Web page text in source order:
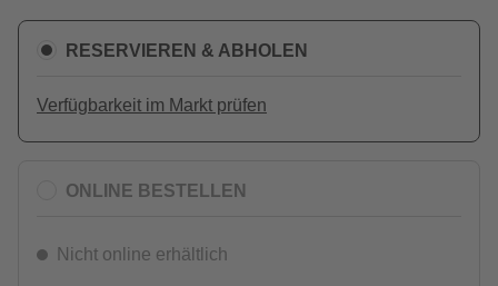
RESERVIEREN & ABHOLEN
Verfügbarkeit im Markt prüfen
ONLINE BESTELLEN
Nicht online erhältlich